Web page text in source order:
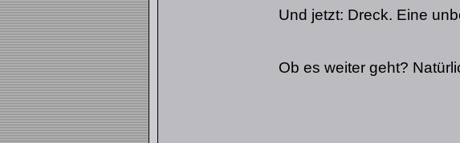
Und jetzt: Dreck. Eine
Ob es weiter geht?